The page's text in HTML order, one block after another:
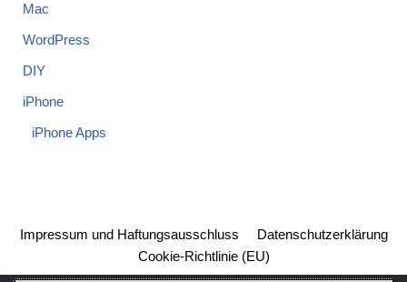
Mac
WordPress
DIY
iPhone
iPhone Apps
Impressum und Haftungsausschluss
Datenschutzerklärung
Cookie-Richtlinie (EU)